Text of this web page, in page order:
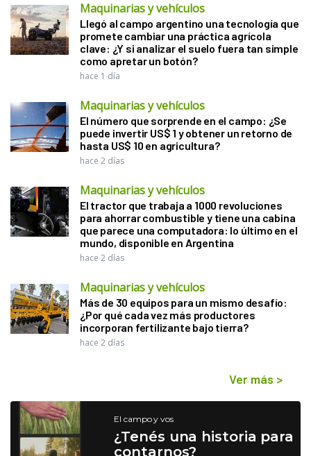
Maquinarias y vehículos
Llegó al campo argentino una tecnología que
promete cambiar una práctica agrícola
clave: ¿Y si analizar el suelo fuera tan simple
como apretar un botón?
hace 1 día
Maquinarias y vehículos
El número que sorprende en el campo: ¿Se
puede invertir US$ 1 y obtener un retorno de
hasta US$ 10 en agricultura?
hace 2 días
Maquinarias y vehículos
El tractor que trabaja a 1000 revoluciones
para ahorrar combustible y tiene una cabina
que parece una computadora: lo último en el
mundo, disponible en Argentina
hace 2 días
Maquinarias y vehículos
Más de 30 equipos para un mismo desafío:
¿Por qué cada vez más productores
incorporan fertilizante bajo tierra?
hace 2 días
Ver más >
El campo y vos
¿Tenés una historia para
contarnos?